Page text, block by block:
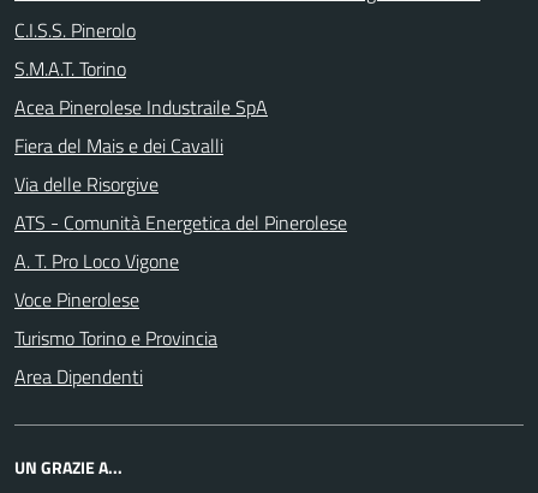
C.I.S.S. Pinerolo
S.M.A.T. Torino
Acea Pinerolese Industraile SpA
Fiera del Mais e dei Cavalli
Via delle Risorgive
ATS - Comunità Energetica del Pinerolese
A. T. Pro Loco Vigone
Voce Pinerolese
Turismo Torino e Provincia
Area Dipendenti
UN GRAZIE A...